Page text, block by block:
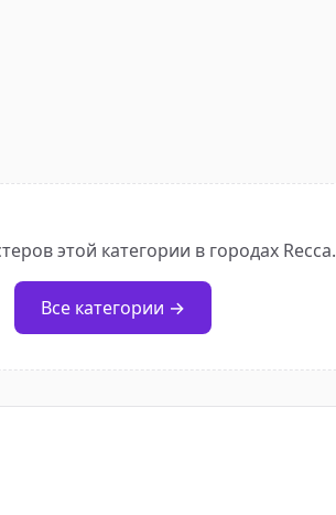
этой категории в городах Recca.
Все категории →